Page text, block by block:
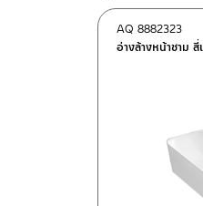
อ่างล้างหน้าชาม
AQ 8882323